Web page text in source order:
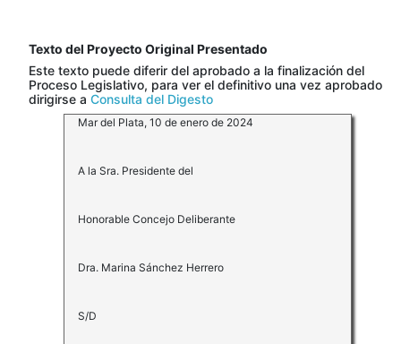
Texto del Proyecto Original Presentado
Este texto puede diferir del aprobado a la finalización del
Proceso Legislativo, para ver el definitivo una vez aprobado
dirigirse a Consulta del Digesto
Mar del Plata, 10 de enero de 2024
A la Sra. Presidente del
Honorable Concejo Deliberante
Dra. Marina Sánchez Herrero
S/D